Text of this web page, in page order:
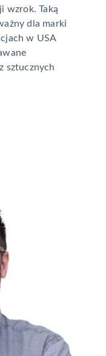
wzrok. Taką
dla marki
w USA
sztucznych